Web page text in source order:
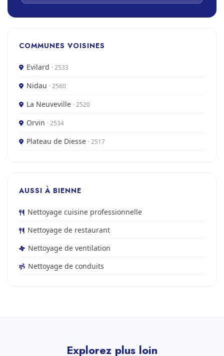
COMMUNES VOISINES
Evilard · 2533
Nidau · 2560
La Neuveville · 2520
Orvin · 2534
Plateau de Diesse · 2517
AUSSI À BIENNE
Nettoyage cuisine professionnelle
Nettoyage de restaurant
Nettoyage de ventilation
Nettoyage de conduits
Explorez plus loin